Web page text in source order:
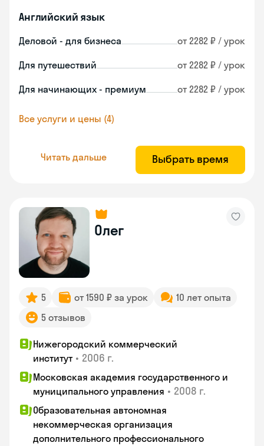
Английский язык
Деловой - для бизнеса от 2282 ₽ / урок
Для путешествий от 2282 ₽ / урок
Для начинающих - премиум от 2282 ₽ / урок
Все услуги и цены (4)
Читать дальше Выбрать время
Олег
5 от 1590 ₽ за урок
10 лет опыта
5 отзывов
Нижегородский коммерческий
институт • 2006 г.
Московская академия государственного и
муниципального управления • 2008 г.
Образовательная автономная
некоммерческая организация
дополнительного профессионального